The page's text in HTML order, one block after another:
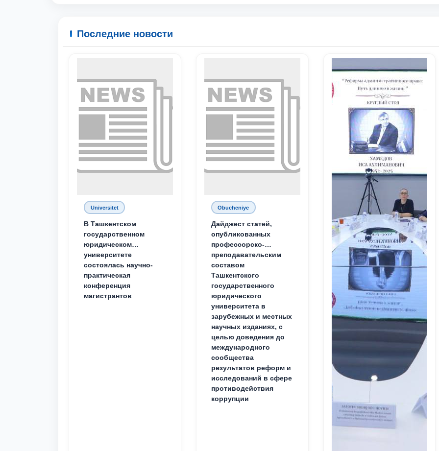
Последние новости
Universitet
В Ташкентском
государственном
юридическом
университете
состоялась научно-
практическая
конференция
магистрантов
Obucheniye
Дайджест статей,
опубликованных
профессорско-
преподавательским
составом
Ташкентского
государственного
юридического
университета в
зарубежных и местных
научных изданиях, с
целью доведения до
международного
сообщества
результатов реформ и
исследований в сфере
противодействия
коррупции